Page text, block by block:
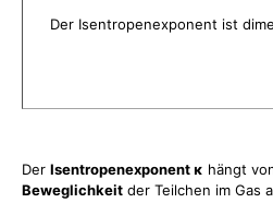
Der Isentropenexponent ist
Der Isentropenexponent κ hängt
Beweglichkeit der Teilchen im Gas